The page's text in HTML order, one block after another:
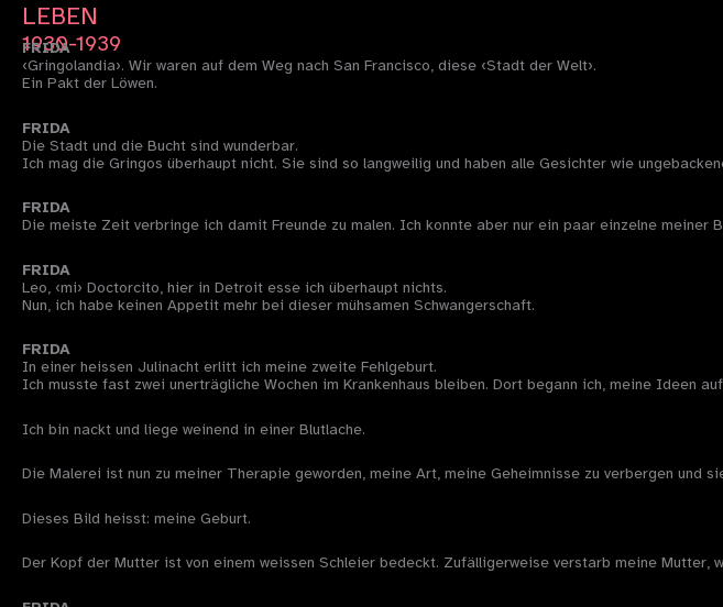
LEBEN
1930-1939
FRIDA
‹Gringolandia›. Wir waren auf dem Weg nach San Francisco, diese ‹Stadt der Welt›.
Ein Pakt der Löwen.
FRIDA
Die Stadt und die Bucht sind wunderbar.
Ich mag die Gringos überhaupt nicht. Sie sind so langweilig und haben alle Gesichter wie
FRIDA
Die meiste Zeit verbringe ich damit Freunde zu malen. Ich konnte aber nur ein paar einzelne meiner
FRIDA
Leo, ‹mi› Doctorcito, hier in Detroit esse ich überhaupt nichts.
Nun, ich habe keinen Appetit mehr bei dieser mühsamen Schwangerschaft.
FRIDA
In einer heissen Julinacht erlitt ich meine zweite Fehlgeburt.
Ich musste fast zwei unerträgliche Wochen im Krankenhaus bleiben. Dort begann ich, meine Ideen
Ich bin nackt und liege weinend in einer Blutlache.
Die Malerei ist nun zu meiner Therapie geworden, meine Art, meine Geheimnisse zu verbergen und
Dieses Bild heisst: meine Geburt.
Der Kopf der Mutter ist von einem weissen Schleier bedeckt. Zufälligerweise verstarb meine Mutter,